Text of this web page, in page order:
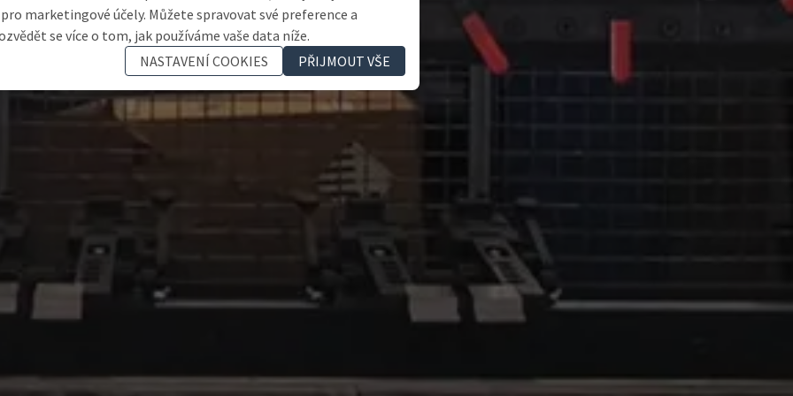
marketingové účely. Můžete spravovat své preference a
se více o tom, jak používáme vaše data níže.
NASTAVENÍ COOKIES
PŘIJMOUT VŠE